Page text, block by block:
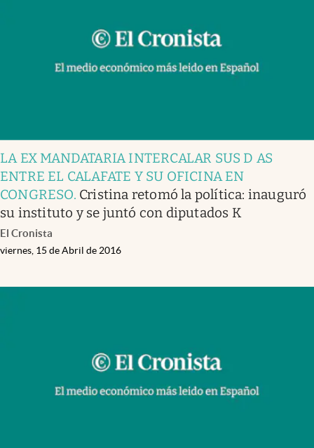
LA EX MANDATARIA INTERCALAR SUS D AS
ENTRE EL CALAFATE Y SU OFICINA EN
CONGRESO. Cristina retomó la política: inauguró
su instituto y se juntó con diputados K
El Cronista
viernes, 15 de Abril de 2016